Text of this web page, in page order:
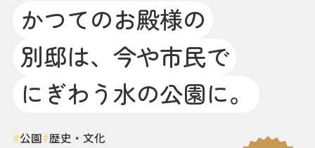
かつてのお殿様の
別邸は、今や市民で
にぎわう水の公園に。
#公園#歴史・文化